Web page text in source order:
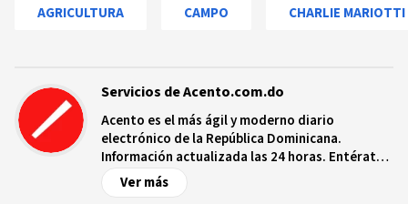
AGRICULTURA CAMPO CHARLIE MARIOTTI
Servicios de Acento.com.do
Acento es el más ágil y moderno diario
electrónico de la República Dominicana.
Información actualizada las 24 horas. Entérate
de las noticias y sucesos más importantes a
nivel nacional e internacional, videos y fotos
Ver más